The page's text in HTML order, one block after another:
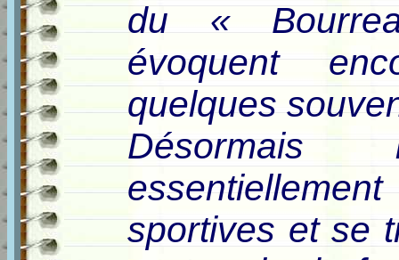
du «
évoquent
quelques
sportives et se